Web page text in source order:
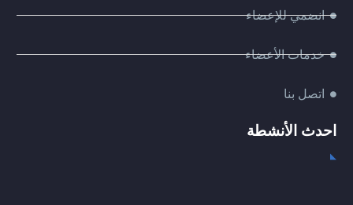
انضمي للإعضاء
خدمات الأعضاء
اتصل بنا
احدث الأنشطة